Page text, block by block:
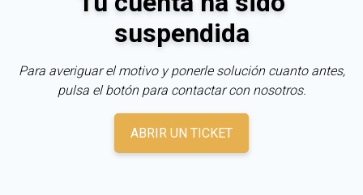
suspendida
Para averiguar el motivo y ponerle solución cuanto antes,
pulsa el botón para contactar con nosotros.
ABRIR UN TICKET